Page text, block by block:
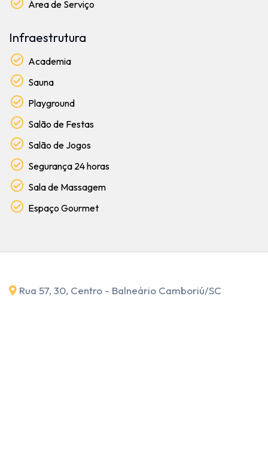
Área de Serviço
Infraestrutura
Academia
Sauna
Playground
Salão de Festas
Salão de Jogos
Segurança 24 horas
Sala de Massagem
Espaço Gourmet
Rua 57, 30, Centro - Balneário Camboriú/SC